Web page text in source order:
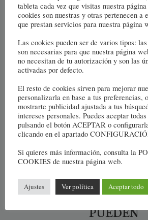
a tus
« LAS
FUERZAS
QUE
ESCAPAN
A TU
CONTROL
PUEDEN
tableta cada vez que visitas nuestra
cookies son nuestras y otras pertenecen a
que prestan servicios para nuestra página
Las cookies pueden ser de varios tipos:
son necesarias para que nuestra página
no necesitan de tu autorización y son las
activadas por defecto.
El resto de cookies sirven para mejorar
personalizarla en base a tus preferencias,
mostrarte publicidad ajustada a tus
intereses personales. Puedes aceptar
pulsando el botón ACEPTAR o
clicando en el apartado
Si quieres más información, consulta la
COOKIES de nuestra página web.
Ajustes Ver política Aceptar todo